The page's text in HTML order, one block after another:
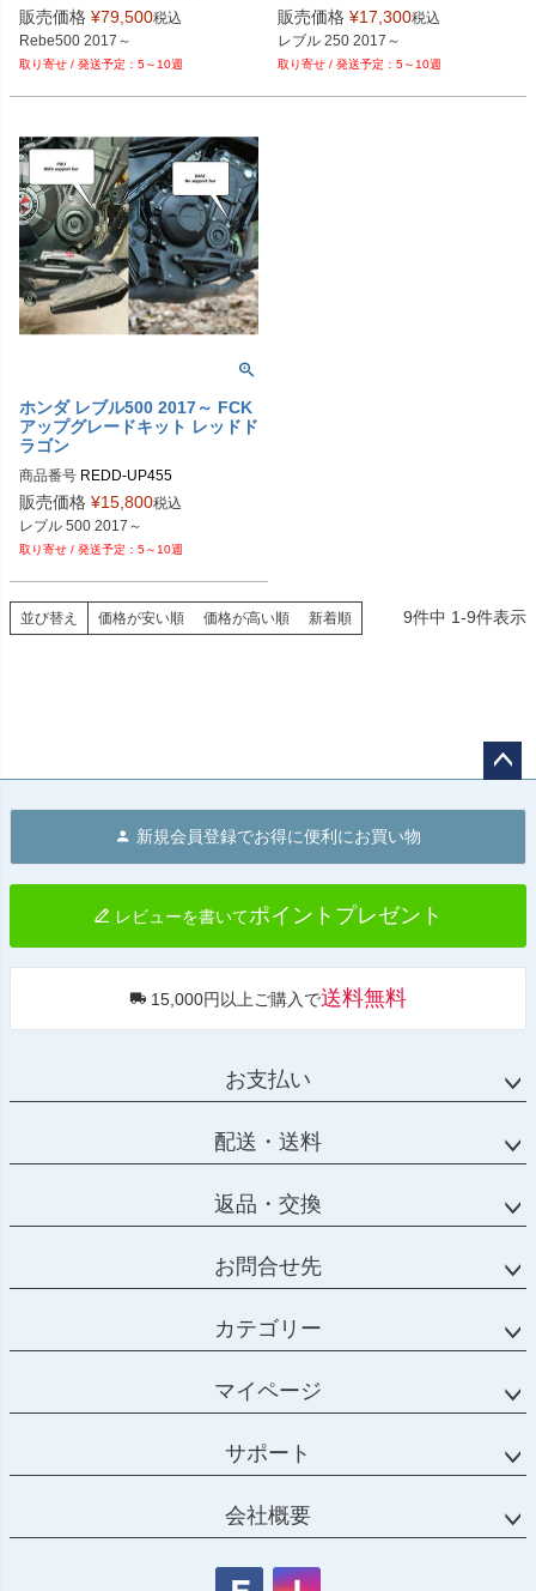
販売価格 ¥79,500税込
Rebe500 2017～
5～10週
UP453
販売価格 ¥17,300税込
レブル 250 2017～
5～10週
ホンダ レブル500 2017～ FCK
アップグレードキット レッドド
ラゴン
商品番号 REDD-UP455
UP455
販売価格 ¥15,800税込
レブル 500 2017～
5～10週
並び替え 価格が安い順 価格が高い順 新着順 9件中 1-9件表示
へ
新規会員登録でお得に便利にお買い物
レビューを書いてポイントプレゼント
15,000円以上ご購入で送料無料
お支払い
配送・送料
返品・交換
お問合せ先
カテゴリー
マイページ
サポート
会社概要